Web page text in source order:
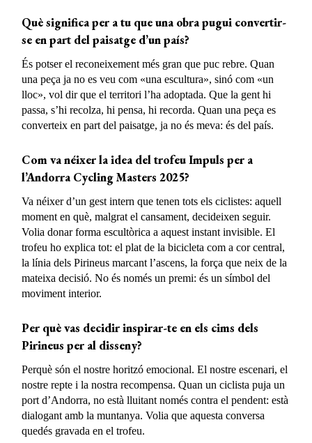
Què significa per a tu que una obra pugui convertir-
se en part del paisatge d’un país?
És potser el reconeixement més gran que puc rebre. Quan
una peça ja no es veu com «una escultura», sinó com «un
lloc», vol dir que el territori l’ha adoptada. Que la gent hi
passa, s’hi recolza, hi pensa, hi recorda. Quan una peça es
converteix en part del paisatge, ja no és meva: és del país.
Com va néixer la idea del trofeu Impuls per a
l’Andorra Cycling Masters 2025?
Va néixer d’un gest intern que tenen tots els ciclistes: aquell
moment en què, malgrat el cansament, decideixen seguir.
Volia donar forma escultòrica a aquest instant invisible. El
trofeu ho explica tot: el plat de la bicicleta com a cor central,
la línia dels Pirineus marcant l’ascens, la força que neix de la
mateixa decisió. No és només un premi: és un símbol del
moviment interior.
Per què vas decidir inspirar-te en els cims dels
Pirineus per al disseny?
Perquè són el nostre horitzó emocional. El nostre escenari, el
nostre repte i la nostra recompensa. Quan un ciclista puja un
port d’Andorra, no està lluitant només contra el pendent: està
dialogant amb la muntanya. Volia que aquesta conversa
quedés gravada en el trofeu.